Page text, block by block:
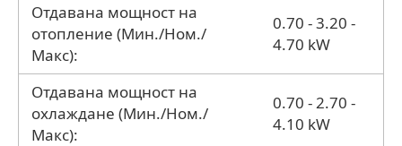
Отдавана мощност на
отопление (Мин./Ном./
Макс):
0.70 - 3.20 -
4.70 kW
Отдавана мощност на
охлаждане (Мин./Ном./
Макс):
0.70 - 2.70 -
4.10 kW